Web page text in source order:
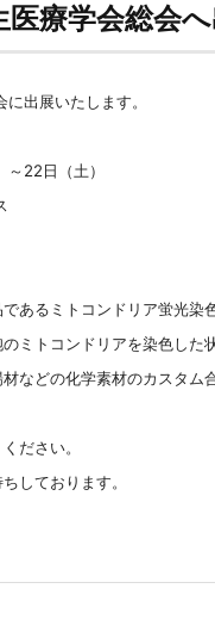
療学会総会へ
出展いたします。
22日（土）
あるミトコンドリア蛍光染
ミトコンドリアを染色した
などの化学素材のカスタム
ださい。
しております。